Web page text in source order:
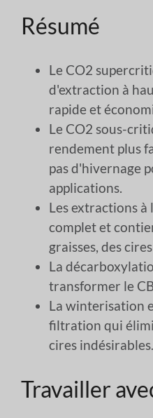
Résumé
Le CO2
d'extraction à
rapide et
Le CO2 sous-
rendement plus
pas d'hivernage
applications.
Les extractions
complet et
graisses, des
La
transformer le
La winterisation
filtration qui
cires indésirables.
Travailler